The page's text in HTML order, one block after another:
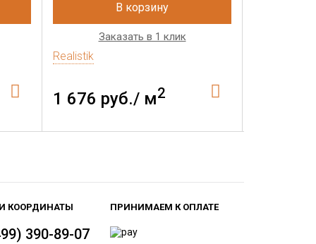
В корзину
Заказать в 1 клик
Realistik
1 676 руб./ м2
КООРДИНАТЫ
390-89-07
ПРИНИМАЕМ К ОПЛАТЕ